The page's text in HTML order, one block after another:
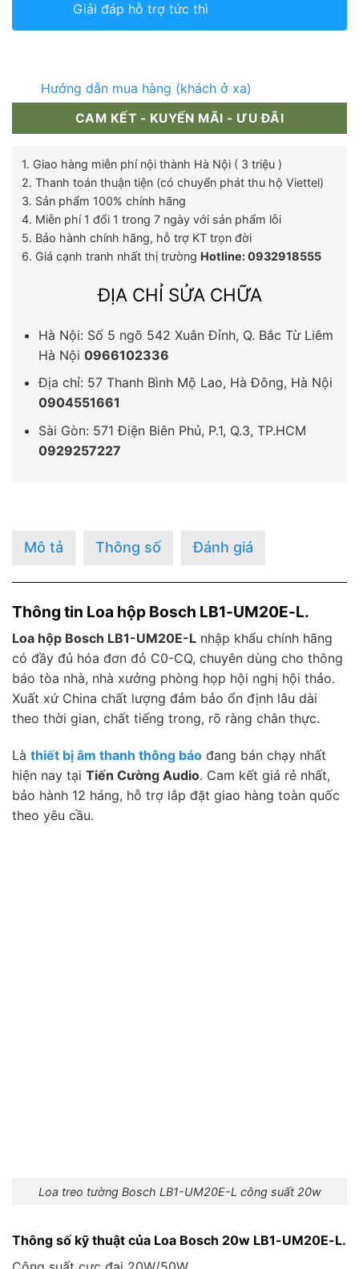
Giải đáp hỗ trợ tức thì
Hướng dẫn mua hàng (khách ở xa)
CAM KẾT - KUYẾN MÃI - ƯU ĐÃI
1. Giao hàng miễn phí nội thành Hà Nội ( 3 triệu )
2. Thanh toán thuận tiện (có chuyển phát thu hộ Viettel)
3. Sản phẩm 100% chính hãng
4. Miễn phí 1 đổi 1 trong 7 ngày với sản phẩm lỗi
5. Bảo hành chính hãng, hỗ trợ KT trọn đời
6. Giá cạnh tranh nhất thị trường Hotline: 0932918555
ĐỊA CHỈ SỬA CHỮA
Hà Nội: Số 5 ngõ 542 Xuân Đỉnh, Q. Bắc Từ Liêm
Hà Nội 0966102336
Địa chỉ: 57 Thanh Bình Mộ Lao, Hà Đông, Hà Nội
0904551661
Sài Gòn: 571 Điện Biên Phủ, P.1, Q.3, TP.HCM
0929257227
Mô tả Thông số Đánh giá
Thông tin Loa hộp Bosch LB1-UM20E-L.
Loa hộp Bosch LB1-UM20E-L nhập khẩu chính hãng
có đầy đủ hóa đơn đỏ C0-CQ, chuyên dùng cho thông
báo tòa nhà, nhà xưởng phòng họp hội nghị hội thảo.
Xuất xứ China chất lượng đảm bảo ổn định lâu dài
theo thời gian, chất tiếng trong, rõ ràng chân thực.
Là thiết bị âm thanh thông báo đang bán chạy nhất
hiện nay tại Tiến Cường Audio. Cam kết giá rẻ nhất,
bảo hành 12 háng, hỗ trợ lắp đặt giao hàng toàn quốc
theo yêu cầu.
Loa treo tường Bosch LB1-UM20E-L công suất 20w
Thông số kỹ thuật của Loa Bosch 20w LB1-UM20E-L.